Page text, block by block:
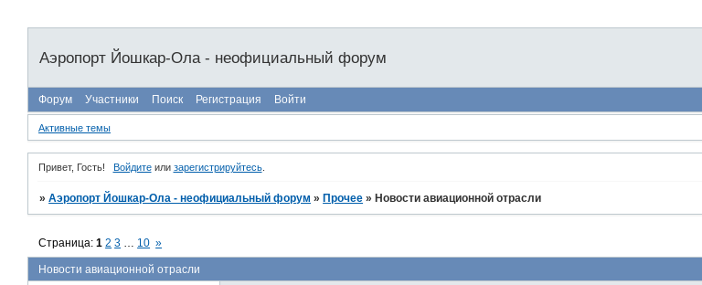
Аэропорт Йошкар-Ола - неофициальный форум
Форум Участники Поиск Регистрация Войти
Активные темы
Привет, Гость! Войдитеили зарегистрируйтесь.
»Аэропорт Йошкар-Ола - неофициальный форум » Прочее » Новости авиационной отрасли
Новости авиационной отрасли
Страница:1 2 3 10 »